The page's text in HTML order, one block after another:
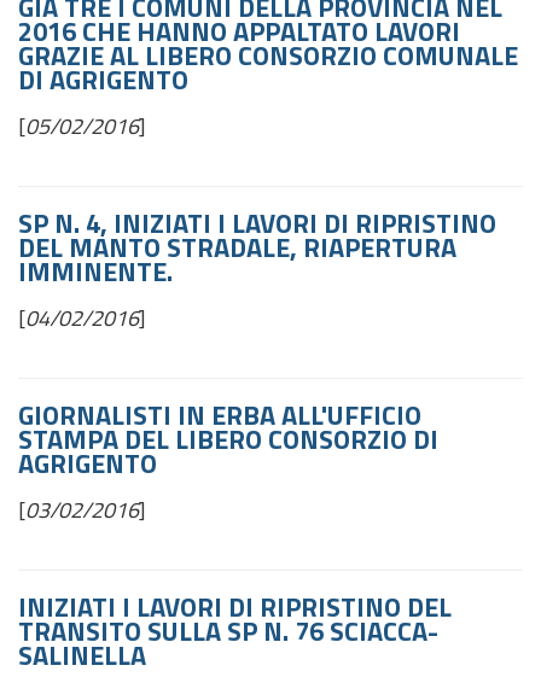
2016 CHE HANNO APPALTATO LAVORI
GRAZIE AL LIBERO CONSORZIO COMUNALE
DI AGRIGENTO
[05/02/2016]
SP N. 4, INIZIATI I LAVORI DI RIPRISTINO
DEL MANTO STRADALE, RIAPERTURA
IMMINENTE.
[04/02/2016]
GIORNALISTI IN ERBA ALL'UFFICIO
STAMPA DEL LIBERO CONSORZIO DI
AGRIGENTO
[03/02/2016]
INIZIATI I LAVORI DI RIPRISTINO DEL
TRANSITO SULLA SP N. 76 SCIACCA-
SALINELLA